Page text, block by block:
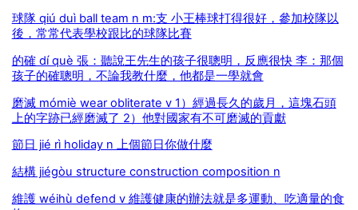
球隊 qiú duì ball team n m:支 小王棒球打得很好，參加校隊以
後，常常代表學校跟比的球隊比賽
的確 dí què 張：聽說王先生的孩子很聰明，反應很快 李：那個
孩子的確聰明，不論我教什麼，他都是一學就會
磨滅 mómiè wear obliterate v 1）經過長久的歲月，這塊石頭
上的字跡已經磨滅了 2）他對國家有不可磨滅的貢獻
節日 jié rì holiday n 上個節日你做什麼
結構 jiégòu structure construction composition n
維護 wéihù defend v 維護健康的辦法就是多運動、吃適量的食